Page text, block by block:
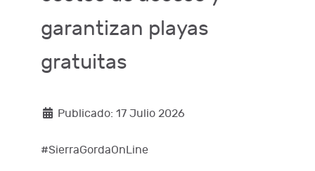
garantizan playas
gratuitas
Publicado: 17 Julio 2026
#SierraGordaOnLine